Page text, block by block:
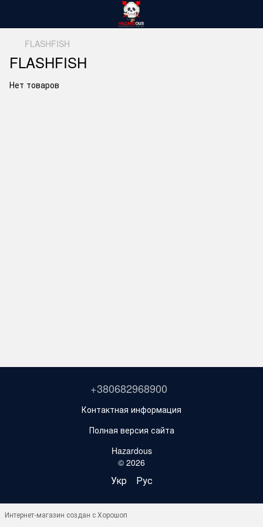
FLASHFISH
FLASHFISH
Нет товаров
+380682968900
Контактная информация
Полная версия сайта
Hazardous
© 2026
Укр Рус
Интернет-магазин создан с Хорошоп